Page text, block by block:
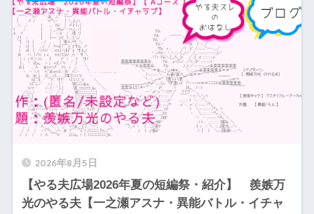
2026年8月5日
【やる夫広場2026年夏の短編祭・紹介】 羨嫉万
光のやる夫【一之瀬アスナ・異能バトル・イチャ